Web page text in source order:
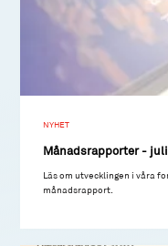
NYHET
Månadsrapporter -
Läs om utvecklingen i våra
månadsrapport.